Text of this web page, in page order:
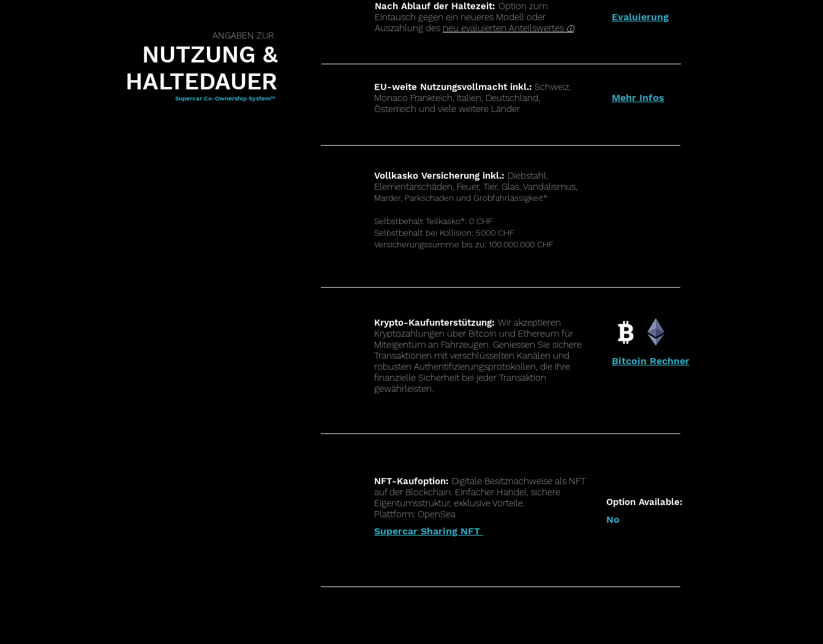
ANGABEN ZUR
NUTZUNG &
HALTEDAUER
Supercar Co-Ownership System™
Nach Ablauf der Haltezeit: Option zum
Eintausch gegen ein neueres Modell oder
Auszahlung des neu evaluierten Anteilswertes ⓘ
Evaluierung
EU-weite Nutzungsvollmacht inkl.: Schweiz,
Monaco Frankreich, Italien, Deutschland,
Österreich und viele weitere Länder
Mehr Infos
Vollkasko Versicherung inkl.: Diebstahl,
Elementarschäden, Feuer, Tier, Glas, Vandalismus,
Marder, Parkschaden und Grobfahrlässigkeit*
Selbstbehalt Teilkasko*: 0 CHF
Selbstbehalt bei Kollision: 5000 CHF
Versicherungssumme bis zu: 100.000.000 CHF
Krypto-Kaufunterstützung: Wir akzeptieren
Kryptozahlungen über Bitcoin und Ethereum für
Miteigentum an Fahrzeugen. Geniessen Sie sichere
Transaktionen mit verschlüsselten Kanälen und
robusten Authentifizierungsprotokollen, die Ihre
finanzielle Sicherheit bei jeder Transaktion
gewährleisten.
Bitcoin Rechner
NFT-Kaufoption: Digitale Besitznachweise als NFT
auf der Blockchain. Einfacher Handel, sichere
Eigentumsstruktur, exklusive Vorteile.
Plattform: OpenSea
Option Available:
No
Supercar Sharing NFT